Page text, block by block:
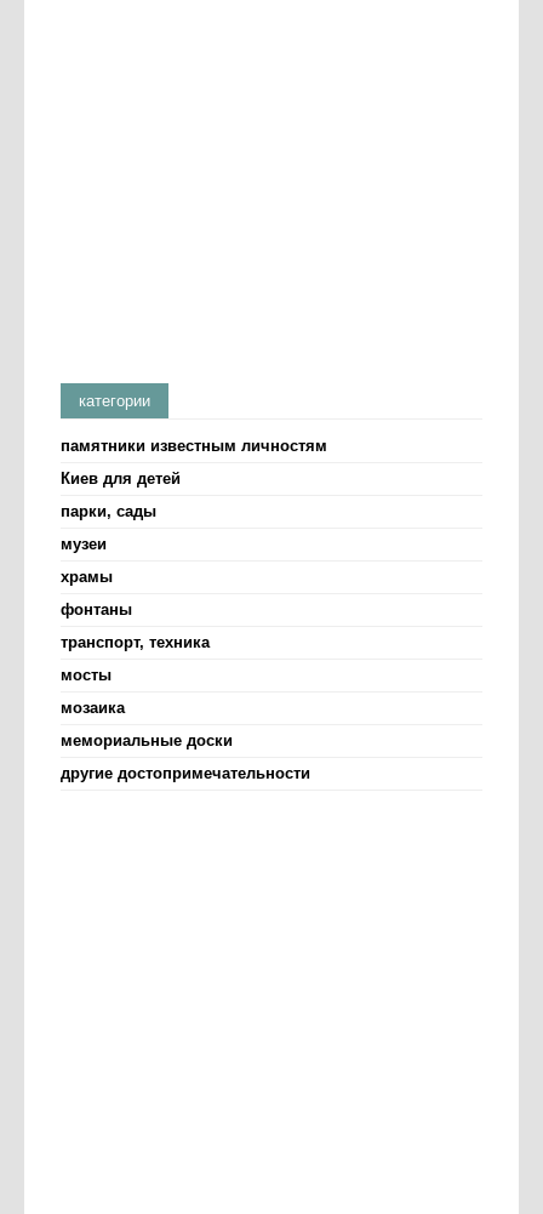
категории
памятники известным личностям
Киев для детей
парки, сады
музеи
храмы
фонтаны
транспорт, техника
мосты
мозаика
мемориальные доски
другие достопримечательности